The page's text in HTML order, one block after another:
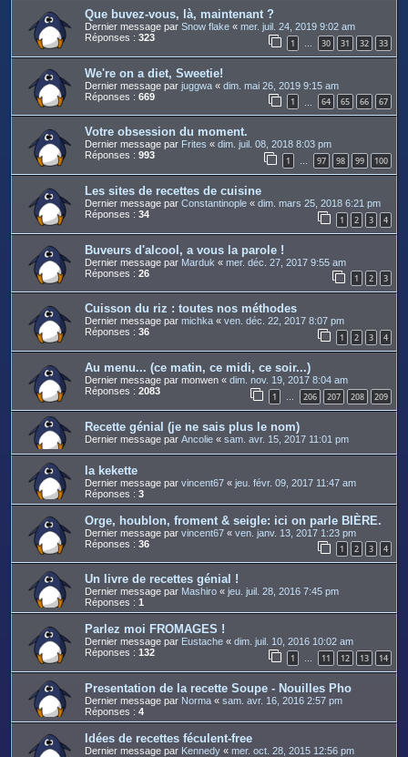
Que buvez-vous, là, maintenant ?
Dernier message par Snow flake « mer. juil. 24, 2019 9:02 am
Réponses : 323 1 … 30 31 32 33
We're on a diet, Sweetie!
Dernier message par juggwa « dim. mai 26, 2019 9:15 am
Réponses : 669 1 64 65 66 67
Votre obsession du moment.
Dernier message par Frites « dim. juil. 08, 2018 8:03 pm
Réponses : 993 1 … 97 98 99 100
Les sites de recettes de cuisine
Dernier message par Constantinople « dim. mars 25, 2018 6:21 pm
Réponses : 34 1 2 3 4
Buveurs d'alcool, a vous la parole !
Dernier message par Marduk « mer. déc. 27, 2017 9:55 am
Réponses : 26 1 2 3
Cuisson du riz : toutes nos méthodes
Dernier message par michka « ven. déc. 22, 2017 8:07 pm
Réponses : 36 1 2 3 4
Au menu... (ce matin, ce midi, ce soir...)
Dernier message par monwen « dim. nov. 19, 2017 8:04 am
Réponses : 2083 1 … 206 207 208 209
Recette génial (je ne sais plus le nom)
Dernier message par Ancolie « sam. avr. 15, 2017 11:01 pm
la kekette
Dernier message par vincent67 « jeu. févr. 09, 2017 11:47 am
Réponses : 3
Orge, houblon, froment & seigle: ici on parle BIÈRE.
Dernier message par vincent67 « ven. janv. 13, 2017 1:23 pm
Réponses : 36 1 2 3 4
Un livre de recettes génial !
Dernier message par Mashiro « jeu. juil. 28, 2016 7:45 pm
Réponses : 1
Parlez moi FROMAGES !
Dernier message par Eustache « dim. juil. 10, 2016 10:02 am
Réponses : 132 1 … 11 12 13 14
Presentation de la recette Soupe - Nouilles Pho
Dernier message par Norma « sam. avr. 16, 2016 2:57 pm
Réponses : 4
Idées de recettes féculent-free
Dernier message par Kennedy « mer. oct. 28, 2015 12:56 pm